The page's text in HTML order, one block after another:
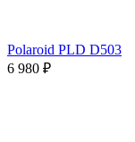
Polaroid PLD D503
6 980 ₽